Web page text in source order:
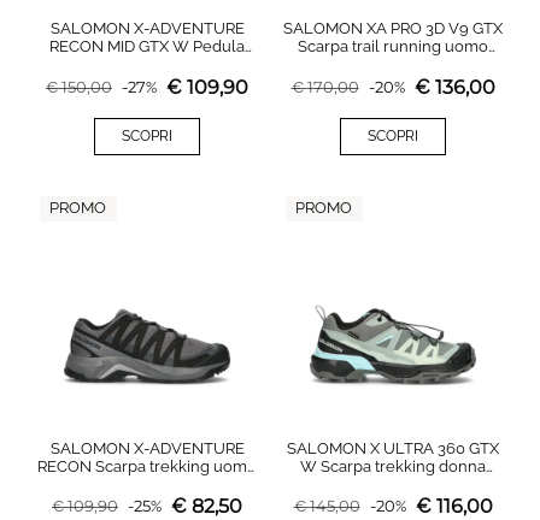
SALOMON X-ADVENTURE
RECON MID GTX W Pedula
€150,00 -27% € 109,90
SCOPRI
SALOMON XA PRO 3D V9 GTX
Scarpa trail running uomo
€170,00 -20% € 136,00
SCOPRI
PROMO
SALOMON X-ADVENTURE
RECON Scarpa trekking uomo
€109,90 -25% € 82,50
PROMO
SALOMON X ULTRA 360 GTX
W Scarpa trekking donna
€145,00 -20% € 116,00